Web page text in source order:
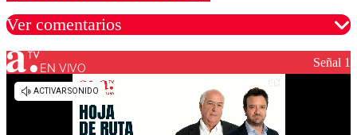
Ver comentarios
Los comentarios son moderados para garantizar un
diálogo respetuoso.
EN VIVO Señal 1